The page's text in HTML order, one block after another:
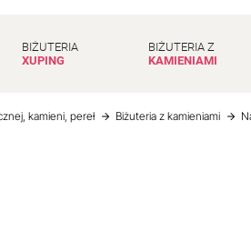
BIŻUTERIA
XUPING
BIŻUTERIA Z
KAMIENIAMI
kamieni, pereł Biżuteria z kamieniami